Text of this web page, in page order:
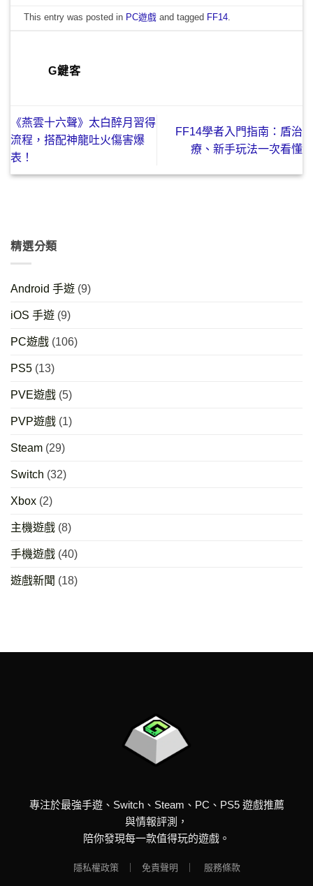
This entry was posted in PC遊戲 and tagged FF14.
G鍵客
《燕雲十六聲》太白醉月習得
流程，搭配神龍吐火傷害爆
表！
FF14學者入門指南：盾治
療、新手玩法一次看懂
精選分類
Android 手遊 (9)
iOS 手遊 (9)
PC遊戲 (106)
PS5 (13)
PVE遊戲 (5)
PVP遊戲 (1)
Steam (29)
Switch (32)
Xbox (2)
主機遊戲 (8)
手機遊戲 (40)
遊戲新聞 (18)
專注於最強手遊、Switch、Steam、PC、PS5 遊戲推薦
與情報評測，
陪你發現每一款值得玩的遊戲。
隱私權政策 免責聲明 服務條款